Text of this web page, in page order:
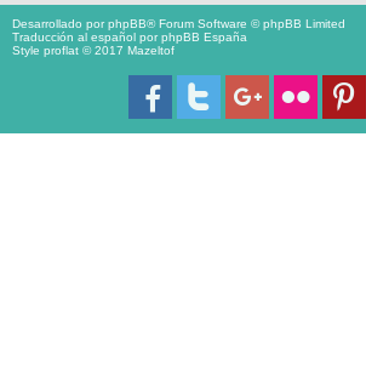
Desarrollado porphpBB® Forum Software © phpBB Limited
Traducción al español porphpBB España
Style proflat © 2017 Mazeltof